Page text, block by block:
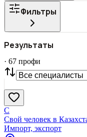
Фильтры
Все
СТАТУС
VIP С фото
Нашли
Сбросить
Результаты
· 67 профи
С
Свой человек в
Импорт, экспорт